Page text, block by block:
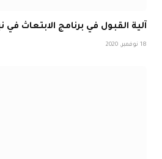
آلية القبول في برنامج الابتعاث في
18 نوفمبر، 2020